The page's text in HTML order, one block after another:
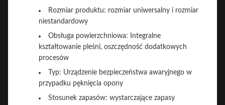
Rozmiar produktu: rozmiar uniwersalny i rozmiar
niestandardowy
Obsługa powierzchniowa: Integralne
kształtowanie pleśni, oszczędność dodatkowych
procesów
Typ: Urządzenie bezpieczeństwa awaryjnego w
przypadku pęknięcia opony
Stosunek zapasów: wystarczające zapasy